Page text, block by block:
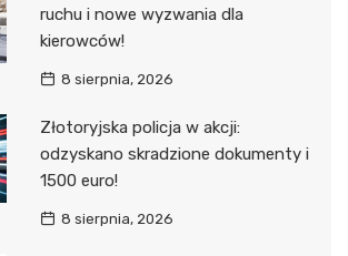
ruchu i nowe wyzwania dla
kierowców!
8 sierpnia, 2026
Złotoryjska policja w akcji:
odzyskano skradzione dokumenty i
1500 euro!
8 sierpnia, 2026